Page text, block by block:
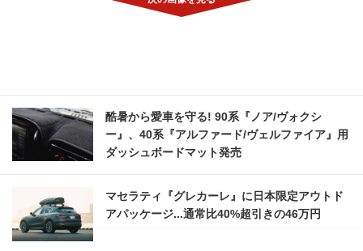
酷暑から愛車を守る! 90系『ノア/ヴォクシ
ー』、40系『アルファード/ヴェルファイア』用
ダッシュボードマット発売
マセラティ『グレカーレ』に日本限定アウトド
アパッケージ...通常比40%超引きの46万円